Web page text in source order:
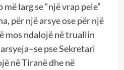
larg se “një vrap pele”
për një arsye ose për një
mos ndalojë në truallin
pse Sekretari
në Tiranë dhe në